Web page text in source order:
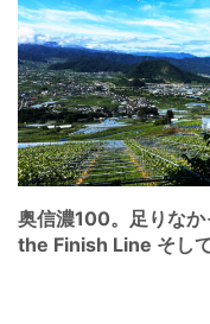
奥信濃100。足りな
the Finish Line そし